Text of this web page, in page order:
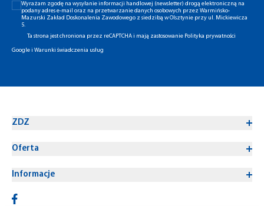
Wyrażam zgodę na wysyłanie informacji handlowej (newsletter) drogą elektroniczną na
podany adres e-mail oraz na przetwarzanie danych osobowych przez Warmińsko-
Mazurski Zakład Doskonalenia Zawodowego z siedzibą w Olsztynie przy ul. Mickiewicza
5.
Ta strona jest chroniona przez reCAPTCHA i mają zastosowanie Polityka prywatności
Googlei Warunki świadczenia usług
ZDZ
Oferta
Informacje